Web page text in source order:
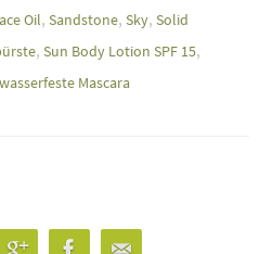
Oil, Sandstone, Sky, Solid
, Sun Body Lotion SPF 15,
wasserfeste Mascara